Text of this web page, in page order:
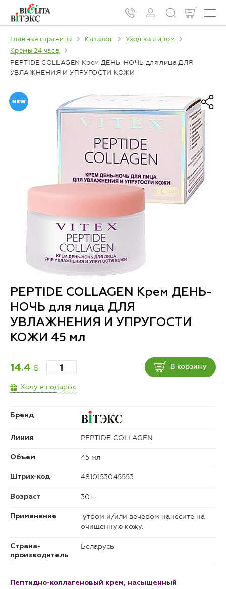
Главная страница Каталог
Уход за лицом
Кремы 24 часа
PEPTIDE COLLAGEN Крем ДЕНЬ-НОЧЬ для лица ДЛЯ
УВЛАЖНЕНИЯ И УПРУГОСТИ КОЖИ
PEPTIDE COLLAGEN Крем ДЕНЬ-
НОЧЬ для лица ДЛЯ
УВЛАЖНЕНИЯ И УПРУГОСТИ
КОЖИ 45 мл
14.4 BYN В корзину
Хочу в подарок
Бренд
Линия PEPTIDE COLLAGEN
Объем 45 мл
Штрих-код 4810153045553
Возраст 30+
Применение
утром и/или вечером нанесите на
очищенную кожу.
Страна-
производитель
Беларусь
Пептидно-коллагеновый крем, насыщенный